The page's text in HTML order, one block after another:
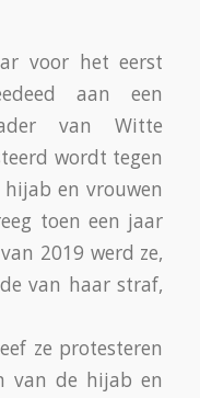
voor het eerst
aan een
van Witte
wordt tegen
en vrouwen
toen een jaar
2019 werd ze,
van haar straf,
ze protesteren
van de hijab en